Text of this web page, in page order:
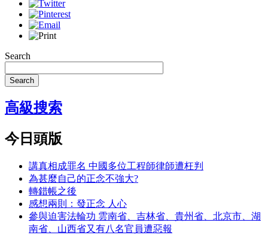
Search
Search
高級搜索
今日頭版
講真相成罪名 中國多位工程師律師遭枉判
為甚麼自己的正念不強大?
轉錯帳之後
感想兩則：發正念 人心
參與迫害法輪功 雲南省、吉林省、貴州省、北京市、湖
南省、山西省又有八名官員遭惡報